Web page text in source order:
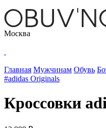
Москва
Главная Мужчинам Обувь
#adidas Originals
Кроссовки